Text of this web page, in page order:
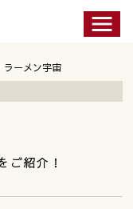
ラーメン宇宙
ご紹介！